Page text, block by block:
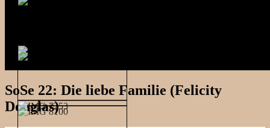
SoSe 22: Die liebe Familie (Felicity
Douglas)